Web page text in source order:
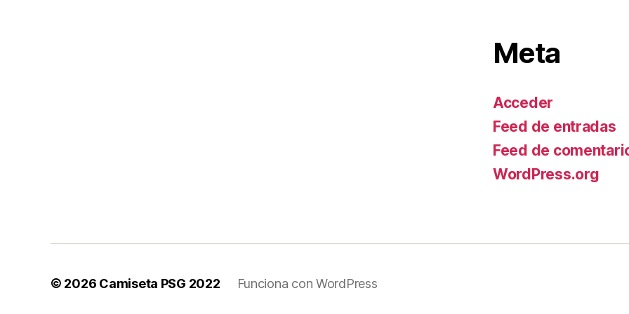
Meta
Acceder
Feed de entradas
Feed de
WordPress.org
© 2026 Camiseta PSG 2022 Funciona con WordPress